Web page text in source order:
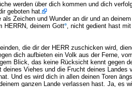
werden über dich kommen und dich
geboten hat.
als Zeichen und Wunder an dir und an
HERRN, deinem Gott , nicht gedient hast
die dir der HERR zuschicken wird,
dich aufbieten ein Volk aus der Ferne,
Blick, das keine Rücksicht kennt gegen
deines Viehes und die Frucht deines
Und es wird dich in allen deinen Toren
ganzen Lande verlassen hast. Ja, es